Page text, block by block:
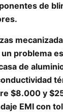
de
problema
de
$8.000 y
EMI con